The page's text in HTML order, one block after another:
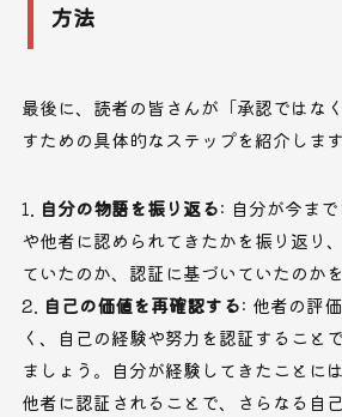
方法
最後に、読者の皆さんが「承認ではな
すための具体的なステップを紹介します
自分の物語を振り返る: 自分が今ま
や他者に認められてきたかを振り返り
ていたのか、認証に基づいていたのか
自己の価値を再確認する: 他者の評
く、自己の経験や努力を認証すること
ましょう。自分が経験してきたことに
他者に認証されることで、さらなる自